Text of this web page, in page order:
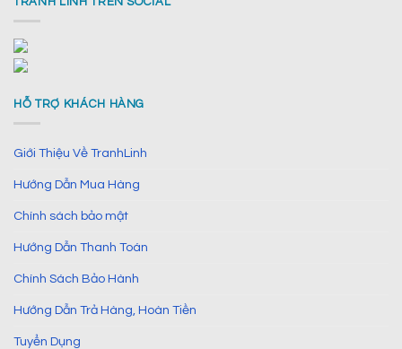
HỖ TRỢ KHÁCH HÀNG
Giới Thiệu Về TranhLinh
Hướng Dẫn Mua Hàng
Chính sách bảo mật
Hướng Dẫn Thanh Toán
Chính Sách Bảo Hành
Hướng Dẫn Trả Hàng, Hoàn Tiền
Tuyển Dụng